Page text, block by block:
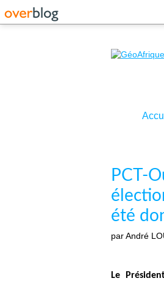
PCT-
été
par André
Le